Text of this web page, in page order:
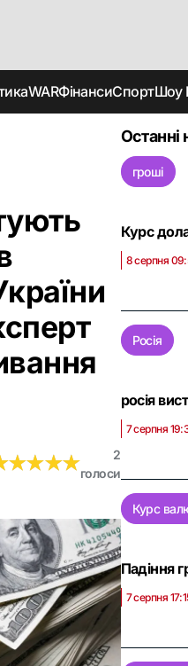
WARФінансиСпортШоу
★★★★
★★★★
2
голоси
Останні
гроші
Курс
8 серпня
Росія
росія
7 серпня
Курс
Падіння
7 серпня